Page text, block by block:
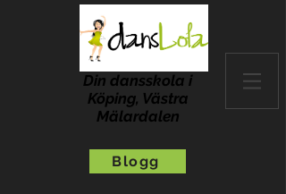
Din dansskola i
Köping, Västra
Mälardalen
Blogg